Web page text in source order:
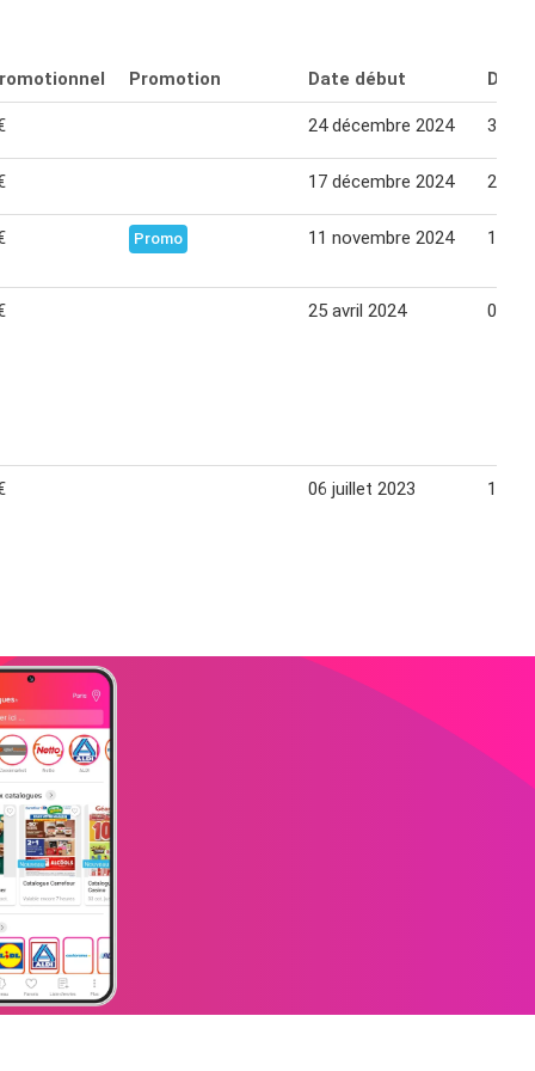
Promotion Date début Date
24 décembre 2024 31
17 décembre 2024 21
Promo 11 novembre 2024 14
25 avril 2024 04
06 juillet 2023 15